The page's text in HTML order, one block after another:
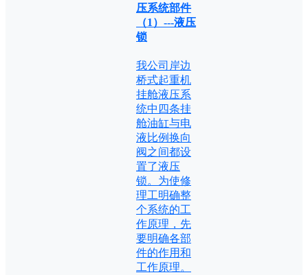
压系统部件
（1）---液压
锁
我公司岸边
桥式起重机
挂舱液压系
统中四条挂
舱油缸与电
液比例换向
阀之间都设
置了液压
锁。为使修
理工明确整
个系统的工
作原理，先
要明确各部
件的作用和
工作原理。